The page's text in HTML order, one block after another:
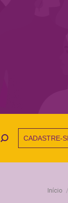
Search:CADASTRE-
Início